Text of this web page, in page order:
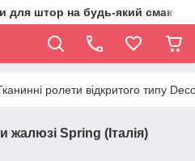
для штор на будь-який смак
ролети відкритого типу
жалюзі Spring (Італія)